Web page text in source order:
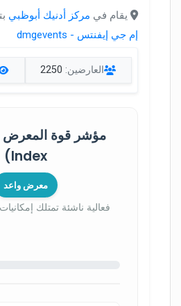
يقام في مركز أدنيك أبوظبي
إم جي إيفنتس - dmgevents
العارضين: 2250
Index)
معرض واعد
فعالية ناشئة تمتلك